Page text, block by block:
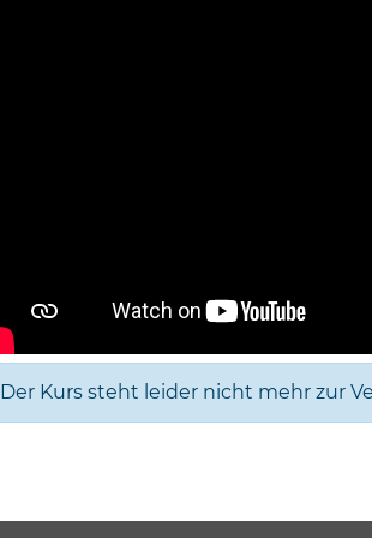
Der Kurs steht leider nicht mehr zur